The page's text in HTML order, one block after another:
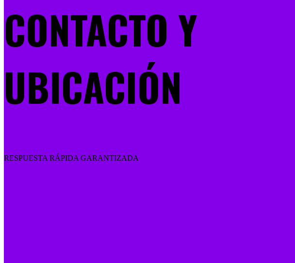
CONTACTO Y
UBICACIÓN
RESPUESTA RÁPIDA GARANTIZADA